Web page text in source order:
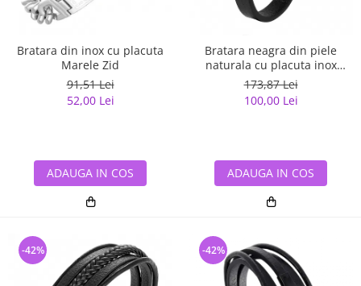
Bratara din inox cu placuta
Marele Zid
91,51 Lei
52,00 Lei
ADAUGA IN COS
Bratara neagra din piele
naturala cu placuta inox
negru
173,87 Lei
100,00 Lei
ADAUGA IN COS
-42% -42%